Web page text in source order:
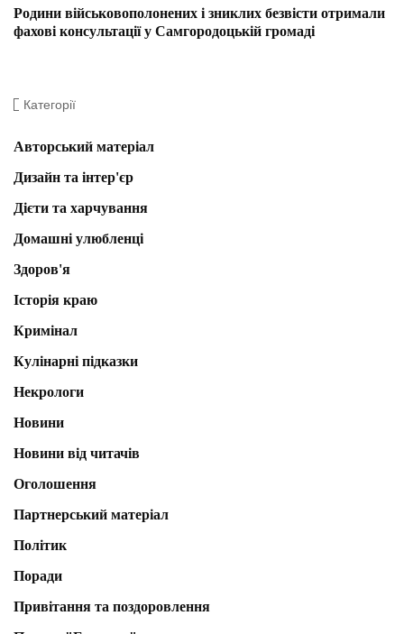
Родини військовополонених і зниклих безвісти отримали
фахові консультації у Самгородоцькій громаді
Категорії
Авторський матеріал
Дизайн та інтер'єр
Дієти та харчування
Домашні улюбленці
Здоров'я
Історія краю
Кримінал
Кулінарні підказки
Некрологи
Новини
Новини від читачів
Оголошення
Партнерський матеріал
Політик
Поради
Привітання та поздоровлення